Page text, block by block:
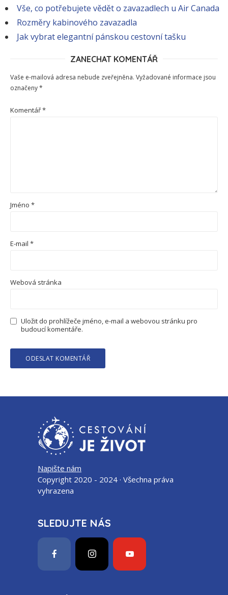
Vše, co potřebujete vědět o zavazadlech u Air Canada
Rozměry kabinového zavazadla
Jak vybrat elegantní pánskou cestovní tašku
ZANECHAT KOMENTÁŘ
Vaše e-mailová adresa nebude zveřejněna. Vyžadované informace jsou
označeny*
Komentář*
Jméno *
E-mail *
Webová stránka
Uložit do prohlížeče jméno, e-mail a webovou stránku pro
budoucí komentáře.
Napište nám
Copyright 2020 - 2024 · Všechna práva
vyhrazena
SLEDUJTE NÁS